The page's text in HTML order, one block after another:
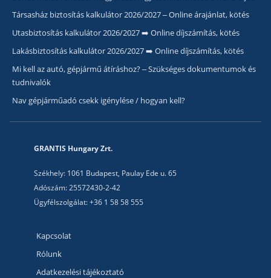
Társasház biztosítás kalkulátor 2026/2027 – Online árajánlat, kötés
Utasbiztosítás kalkulátor 2026/2027 ➡️ Online díjszámítás, kötés
Lakásbiztosítás kalkulátor 2026/2027 ➡️ Online díjszámítás, kötés
Mi kell az autó, gépjármű átíráshoz? – Szükséges dokumentumok és
tudnivalók
Nav gépjárműadó csekk igénylése / hogyan kell?
GRANTIS Hungary Zrt.
Székhely: 1061 Budapest, Paulay Ede u. 65
Adószám: 25572430-2-42
Ügyfélszolgálat: +36 1 58 58 555
Kapcsolat
Rólunk
Adatkezelési tájékoztató